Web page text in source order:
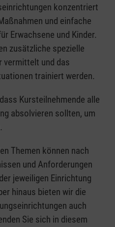
konzentriert
und einfache
Erwachsene und Kinder.
zusätzliche spezielle
vermittelt und das
trainiert werden.
Kursteilnehmende alle
absolvieren sollten, um
Themen können nach
und Anforderungen
jeweiligen Einrichtung
hinaus bieten wir die
auch
Sie sich in diesem